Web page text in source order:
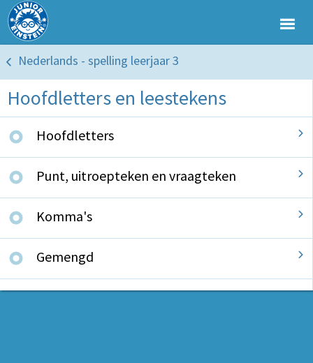
Nederlands - spelling leerjaar 3
Hoofdletters en leestekens
Hoofdletters
Punt, uitroepteken en vraagteken
Komma's
Gemengd